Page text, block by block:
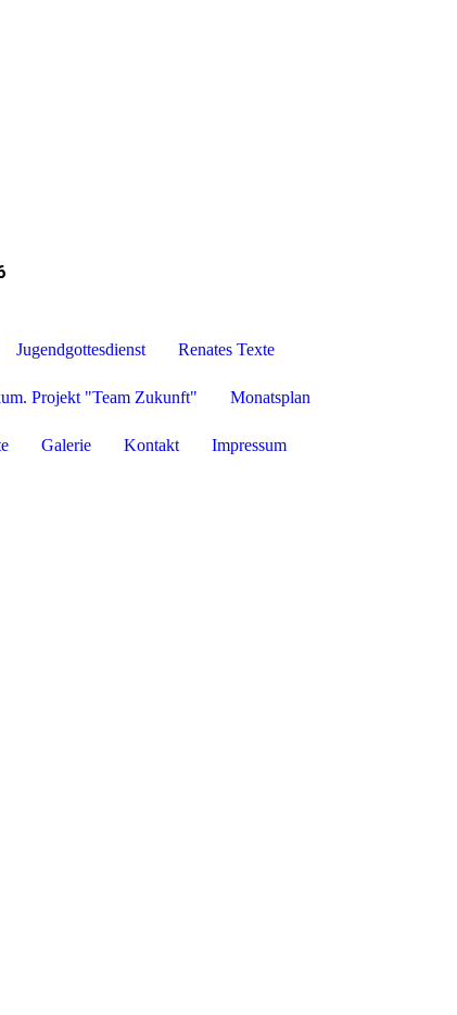
Jugendgottesdienst Renates Texte
Projekt "Team Zukunft" Monatsplan
Galerie Kontakt Impressum